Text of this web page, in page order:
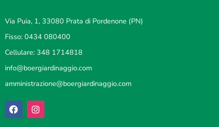
Via Puia, 1, 33080 Prata di Pordenone (PN)
Fisso: 0434 080400
Cellulare: 348 1714818
info@boergiardinaggio.com
amministrazione@boergiardinaggio.com